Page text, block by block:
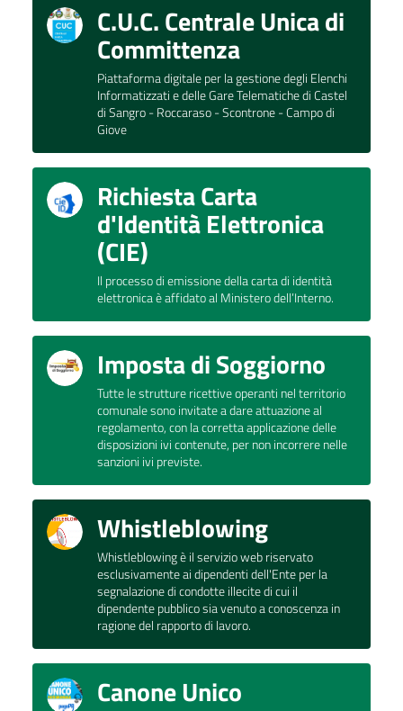
C.U.C. Centrale Unica di
Committenza
Piattaforma digitale per la gestione degli Elenchi
Informatizzati e delle Gare Telematiche di Castel
di Sangro - Roccaraso - Scontrone - Campo di
Giove
Richiesta Carta
d'Identità Elettronica
(CIE)
Il processo di emissione della carta di identità
elettronica è affidato al Ministero dell’Interno.
Imposta di Soggiorno
Tutte le strutture ricettive operanti nel territorio
comunale sono invitate a dare attuazione al
regolamento, con la corretta applicazione delle
disposizioni ivi contenute, per non incorrere nelle
sanzioni ivi previste.
Whistleblowing
Whistleblowing è il servizio web riservato
esclusivamente ai dipendenti dell'Ente per la
segnalazione di condotte illecite di cui il
dipendente pubblico sia venuto a conoscenza in
ragione del rapporto di lavoro.
Canone Unico